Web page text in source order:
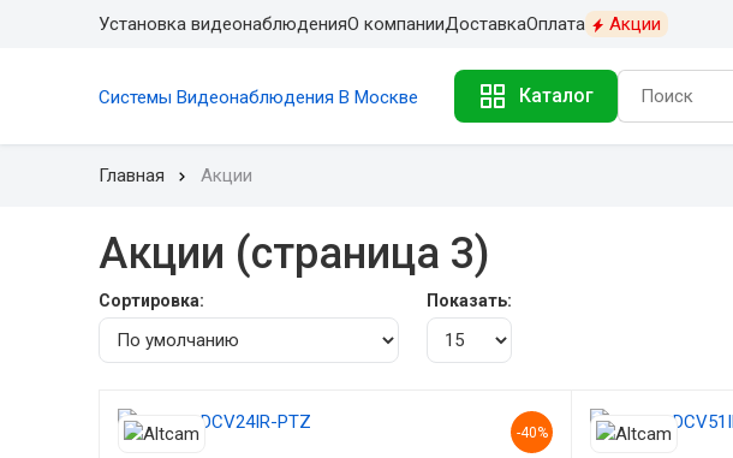
Установка видеонаблюденияО компанииДоставкаОплата Акции
Системы Видеонаблюдения В Москве Каталог
Главная Акции
Акции (страница 3)
Сортировка: Показать:
-40%